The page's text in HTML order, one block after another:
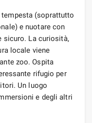
(soprattutto
e nuotare con
sicuro. La curiosità,
locale viene
zoo. Ospita
rifugio per
Un luogo
e degli altri